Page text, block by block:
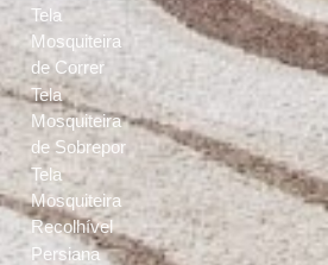
Tela
Mosquiteira
de Correr
Tela
Mosquiteira
de Sobrepor
Tela
Mosquiteira
Recolhível
Persiana